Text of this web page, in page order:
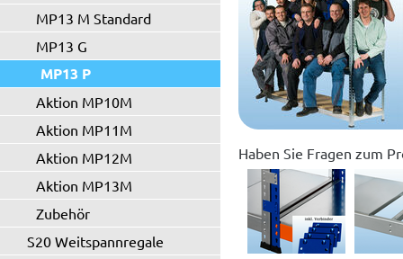
MP13 M Standard
MP13 G
MP13 P
Aktion MP10M
Aktion MP11M
Aktion MP12M
Aktion MP13M
Zubehör
S20 Weitspannregale
Haben Sie Fragen zum